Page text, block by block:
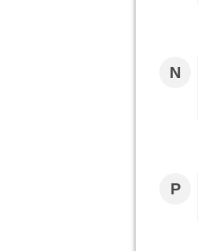
N
P